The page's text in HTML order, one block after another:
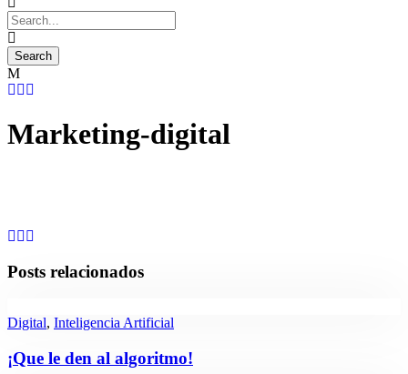
Marketing-digital
Posts relacionados
Digital, Inteligencia Artificial
¡Que le den al algoritmo!